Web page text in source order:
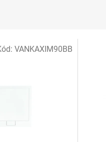
VANKAXIM90BB